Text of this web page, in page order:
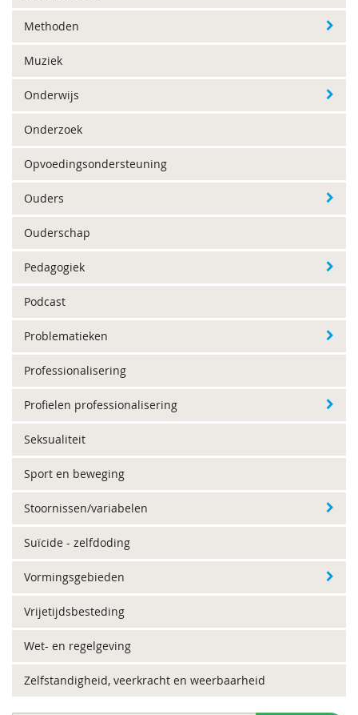
Methoden
Muziek
Onderwijs
Onderzoek
Opvoedingsondersteuning
Ouders
Ouderschap
Pedagogiek
Podcast
Problematieken
Professionalisering
Profielen professionalisering
Seksualiteit
Sport en beweging
Stoornissen/variabelen
Suïcide - zelfdoding
Vormingsgebieden
Vrijetijdsbesteding
Wet- en regelgeving
Zelfstandigheid, veerkracht en weerbaarheid